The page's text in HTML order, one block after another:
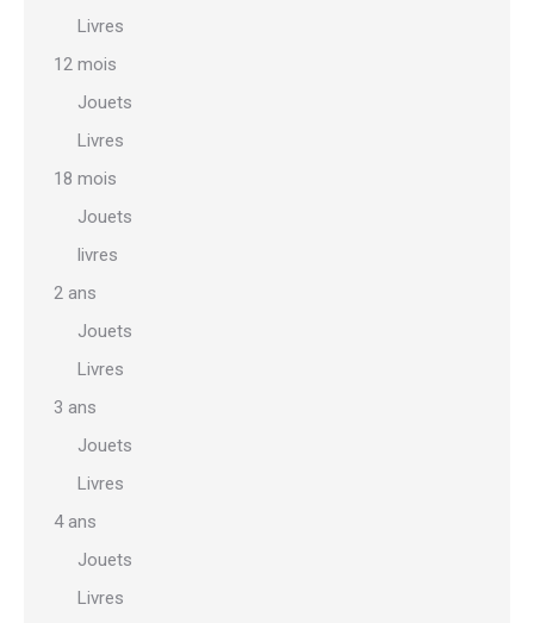
Livres
12 mois
Jouets
Livres
18 mois
Jouets
livres
2 ans
Jouets
Livres
3 ans
Jouets
Livres
4 ans
Jouets
Livres